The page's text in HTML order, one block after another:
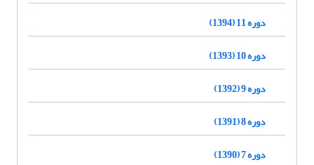
دوره 11 (1394)
دوره 10 (1393)
دوره 9 (1392)
دوره 8 (1391)
دوره 7 (1390)